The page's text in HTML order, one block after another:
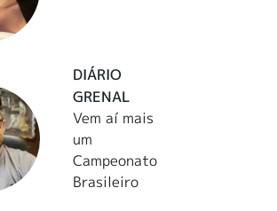
DIÁRIO
GRENAL
Vem aí mais
um
Campeonato
Brasileiro